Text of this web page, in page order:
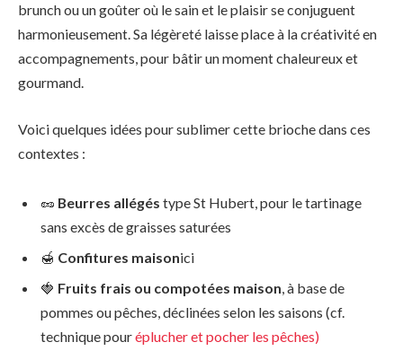
brunch ou un goûter où le sain et le plaisir se conjuguent
harmonieusement. Sa légèreté laisse place à la créativité en
accompagnements, pour bâtir un moment chaleureux et
gourmand.
Voici quelques idées pour sublimer cette brioche dans ces
contextes :
🥜 Beurres allégés type St Hubert, pour le tartinage
sans excès de graisses saturées
🍯 Confitures maisonici
🍓 Fruits frais ou compotées maison, à base de
pommes ou pêches, déclinées selon les saisons (cf.
technique pouréplucher et pocher les pêches)